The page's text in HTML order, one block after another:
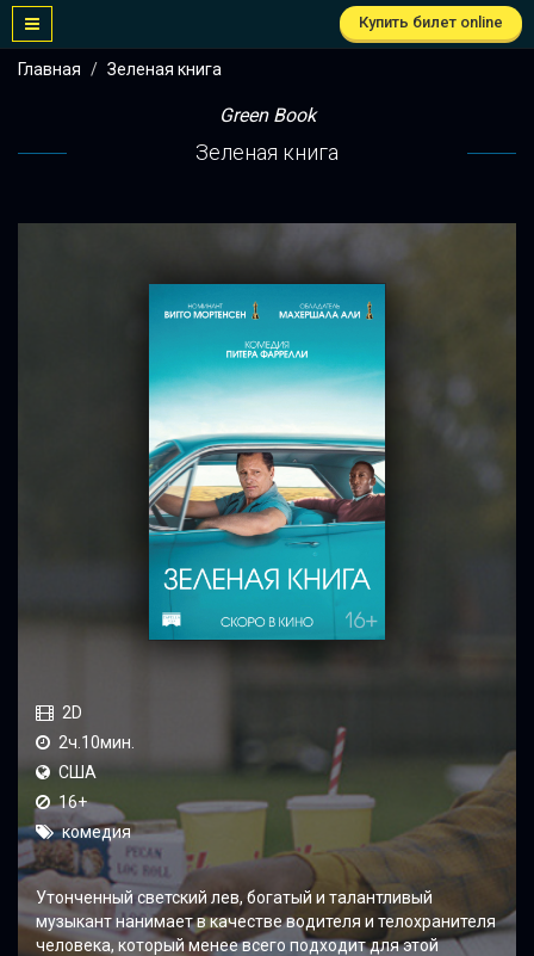
Купить билет online
Главная Зеленая книга
Green Book
Зеленая книга
2D
2ч.10мин.
США
16+
комедия
Утонченный светский лев, богатый и талантливый
музыкант нанимает в качестве водителя и телохранителя
человека, который менее всего подходит для этой